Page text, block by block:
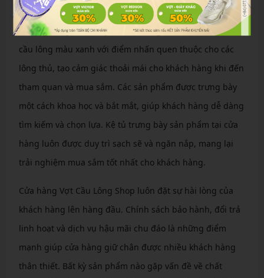
Không gian của cửa hàng Vợt Cầu Lông Shop được thiết
kế với phong cách truyền cảm hứng bởi thảm trải sân
cầu lông màu xanh với điểm nhấn quen thuộc cho các
lông thủ, tạo cảm giác thoải mái cho khách hàng khi đến
tham quan và mua sắm. Các sản phẩm được trưng bày
một cách khoa học và bắt mắt, giúp khách hàng dễ dàng
tìm kiếm và chọn lựa. Kệ tủ trưng bày sản phẩm tại cửa
hàng luôn được duy trì sạch sẽ và ngăn nắp, mang lại
trải nghiệm mua sắm tốt nhất cho khách hàng.
Cửa hàng Vợt Cầu Lông Shop luôn đặt sự hài lòng của
khách hàng lên hàng đầu. Chính sách bảo hành, đổi trả
linh hoạt và dịch vụ hậu mãi chu đáo là những điểm
mạnh giúp cửa hàng giữ chân được nhiều khách hàng
thân thiết. Bất kỳ sản phẩm nào gặp vấn đề về chất